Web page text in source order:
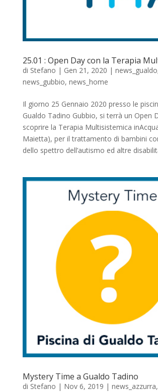
25.01 : Open Day con la Terapia
di Stefano | Gen 21, 2020 | news_gualdo
news_gubbio, news_home
Il giorno 25 Gennaio 2020 presso le
Gualdo Tadino Gubbio, si terrà un Open
scoprire la Terapia Multisistemica
Maietta), per il trattamento di bambini
dello spettro dell’autismo ed altre
Mystery Time a Gualdo Tadino
di Stefano | Nov 6, 2019 | news_azzurra,